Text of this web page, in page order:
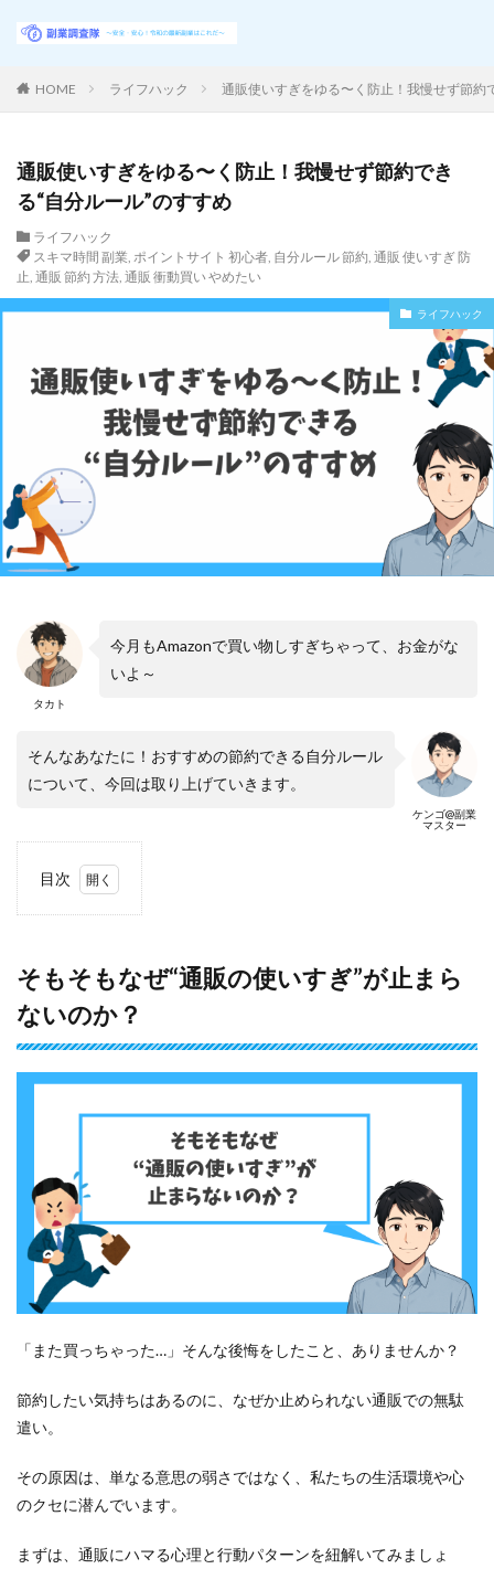
HOME ライフハック 通販使いすぎをゆる〜く防止！我慢せず節約
通販使いすぎをゆる〜く防止！我慢せず節約でき
る“自分ルール”のすすめ
ライフハック
スキマ時間 副業, ポイントサイト 初心者, 自分ルール 節約, 通販 使いすぎ 防
止, 通販 節約 方法, 通販 衝動買い やめたい
ライフハック
タカト
今月もAmazonで買い物しすぎちゃって、お金がな
いよ～
ケンゴ@副業
マスター
そんなあなたに！おすすめの節約できる自分ルール
について、今回は取り上げていきます。
目次
ぜ“通
販の
使い
す
止ま
1.1
なぜ
買っ
てし
まう
の
か？
と習
慣の
ガー
とお
金
る”ス
そもそもなぜ“通販の使いすぎ”が止まら
ないのか？
「また買っちゃった…」そんな後悔をしたこと、ありませんか？
節約したい気持ちはあるのに、なぜか止められない通販での無駄
遣い。
その原因は、単なる意思の弱さではなく、私たちの生活環境や心
のクセに潜んでいます。
まずは、通販にハマる心理と行動パターンを紐解いてみましょ